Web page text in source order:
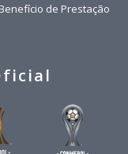
de Prestação